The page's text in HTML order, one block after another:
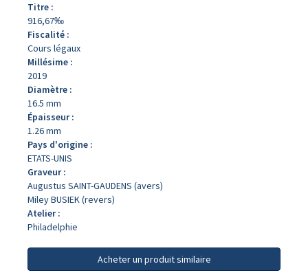
Titre :
916,67‰
Fiscalité :
Cours légaux
Millésime :
2019
Diamètre :
16.5 mm
Épaisseur :
1.26 mm
Pays d'origine :
ETATS-UNIS
Graveur :
Augustus SAINT-GAUDENS (avers)
Miley BUSIEK (revers)
Atelier :
Philadelphie
Acheter un produit similaire